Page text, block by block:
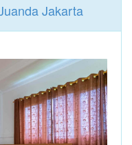
Jakarta